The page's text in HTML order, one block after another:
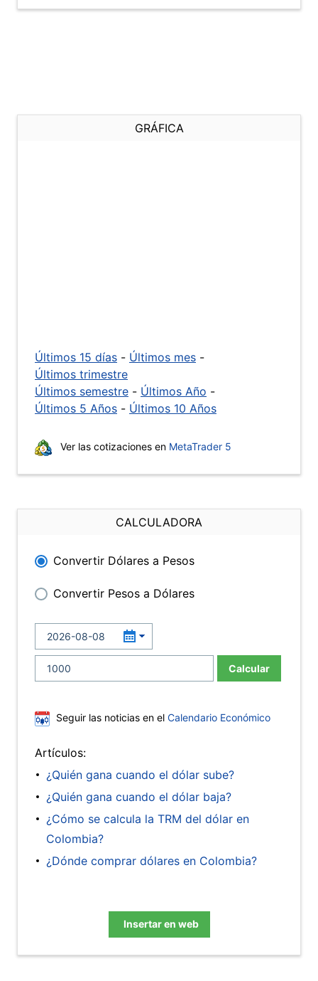
GRÁFICA
Últimos 15 días - Últimos mes -
Últimos trimestre
Últimos semestre - Últimos Año -
Últimos 5 Años - Últimos 10 Años
Ver las cotizaciones en MetaTrader 5
CALCULADORA
Convertir Dólares a Pesos
Convertir Pesos a Dólares
Calcular
Seguir las noticias en el Calendario Económico
Artículos:
¿Quién gana cuando el dólar sube?
¿Quién gana cuando el dólar baja?
¿Cómo se calcula la TRM del dólar en
Colombia?
¿Dónde comprar dólares en Colombia?
Insertar en web